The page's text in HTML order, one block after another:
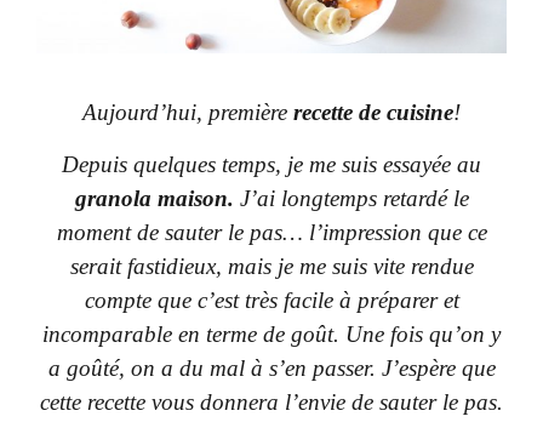
Aujourd’hui, première recette de cuisine!
Depuis quelques temps, je me suis essayée au
granola maison. J’ai longtemps retardé le
moment de sauter le pas… l’impression que ce
serait fastidieux, mais je me suis vite rendue
compte que c’est très facile à préparer et
incomparable en terme de goût. Une fois qu’on y
a goûté, on a du mal à s’en passer. J’espère que
cette recette vous donnera l’envie de sauter le pas.